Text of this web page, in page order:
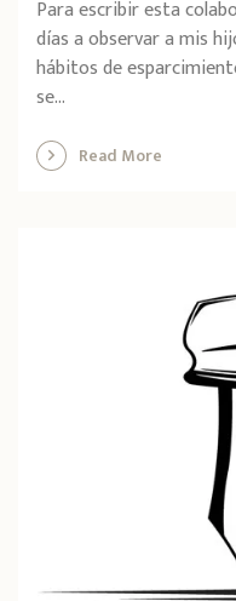
Para escribir esta
días a observar a mis
hábitos de
se...
Read More